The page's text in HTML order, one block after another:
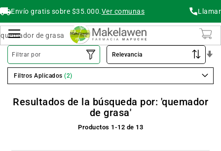
Envío gratis sobre $35.000.Ver comunas Llamar
Resultados de la búsqueda por: 'quemador
de grasa'
Productos 1 -12 de 13
Filtrar por
Filtros Aplicados